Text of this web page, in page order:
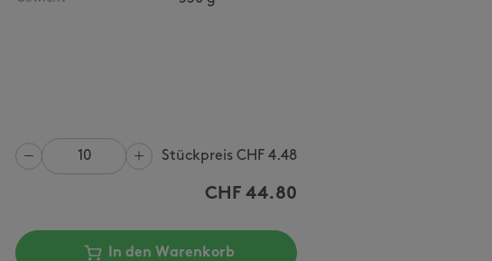
Anzahl Stückpreis CHF 4.48
CHF 44.80
In den Warenkorb